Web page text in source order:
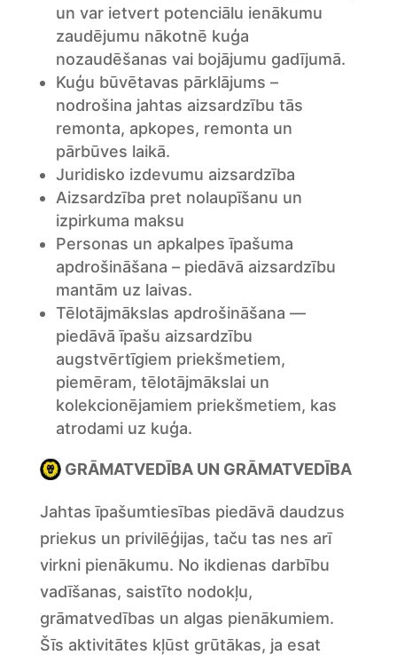
un var ietvert potenciālu ienākumu
zaudējumu nākotnē kuģa
nozaudēšanas vai bojājumu gadījumā.
Kuģu būvētavas pārklājums –
nodrošina jahtas aizsardzību tās
remonta, apkopes, remonta un
pārbūves laikā.
Juridisko izdevumu aizsardzība
Aizsardzība pret nolaupīšanu un
izpirkuma maksu
Personas un apkalpes īpašuma
apdrošināšana – piedāvā aizsardzību
mantām uz laivas.
Tēlotājmākslas apdrošināšana —
piedāvā īpašu aizsardzību
augstvērtīgiem priekšmetiem,
piemēram, tēlotājmākslai un
kolekcionējamiem priekšmetiem, kas
atrodami uz kuģa.
GRĀMATVEDĪBA UN GRĀMATVEDĪBA
Jahtas īpašumtiesības piedāvā daudzus
priekus un privilēģijas, taču tas nes arī
virkni pienākumu. No ikdienas darbību
vadīšanas, saistīto nodokļu,
grāmatvedības un algas pienākumiem.
Šīs aktivitātes kļūst grūtākas, ja esat